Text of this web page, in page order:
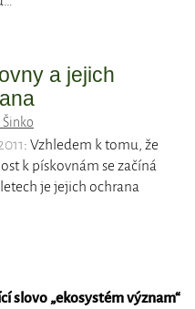
a jejich
Šinko
: Vzhledem k tomu, že
k pískovnám se začíná
je jejich ochrana
slovo „ekosystém význam“